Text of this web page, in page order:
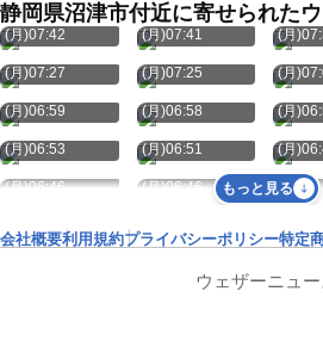
静岡県沼津市付近に寄せられた
8月10日
(月)07:42
8月10日
(月)07:41
8月10
(月
8月10日
(月)07:27
8月10日
(月)07:25
8月10
(月
8月10日
(月)06:59
8月10日
(月)06:58
8月10
(月
8月10日
(月)06:53
8月10日
(月)06:51
8月10
(月
8月10日
(月)06:46
8月10日
(月)06:46
8月10
(月
もっと見る
会社概要利用規約プライバシーポリシー特定
ウェザーニュー